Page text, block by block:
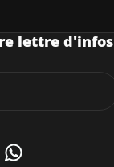
lettre d'infos